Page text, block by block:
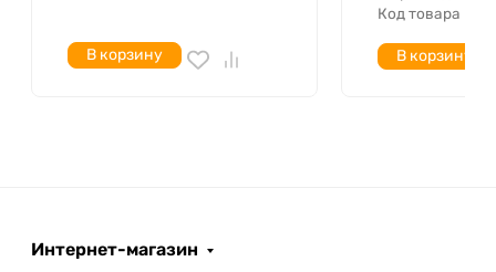
Количество единиц по
горизонтали
серий)
В корзину
Код товара
В корзину
Интернет-магазин